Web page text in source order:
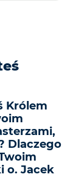
Królem
Dlaczego
o. Jacek